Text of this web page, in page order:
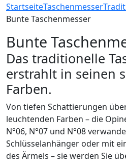
StartseiteTaschenmesser
Bunte Taschenmesser
Bunte
Das traditionelle
erstrahlt in seinen
Farben.
Von tiefen Schattierungen
leuchtenden Farben – die
N°06, N°07 und N°08
Schlüsselanhänger oder mit
des Ärmels – sie werden Sie